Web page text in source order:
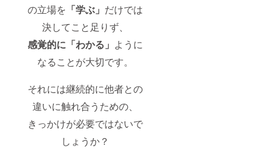
の立場を 「学ぶ」 だけでは
決してこと足りず、
感覚的に「わかる」 ように
なることが大切です。
それには継続的に他者との
違いに触れ合うための、
きっかけが必要ではないで
しょうか？